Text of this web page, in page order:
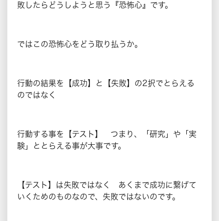
敗したらどうしようと思う『恐怖心』です。
ではこの恐怖心をどう取り払うか。
行動の結果を【成功】と【失敗】の2択でとらえる
のではなく
行動する事を【テスト】 つまり、「研究」や「実
験」ととらえる事が大事です。
【テスト】は失敗ではなく あくまで成功に繋げて
いくためのものなので、失敗ではないのです。